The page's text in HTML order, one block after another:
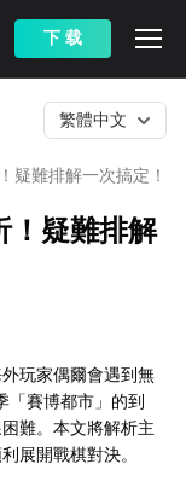
下 载
疑難排解一次搞定！
繁體中文
！疑難排解
玩家偶爾會遇到無
「賽博都市」的到
難。本文將解析主
展開戰棋對決。